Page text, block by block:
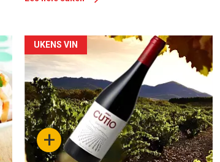
Forsiden
akkurat
nå
-
6 +
UKENS VIN